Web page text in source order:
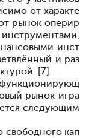
от характе
рынок оперир
инст
и раз
[7]
рынок игра
следующим
свободного кап